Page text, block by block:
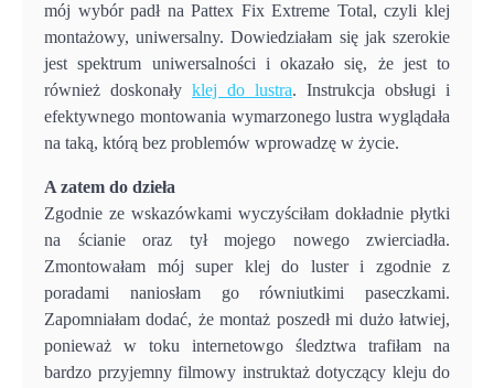
mój wybór padł na Pattex Fix Extreme Total, czyli klej
montażowy, uniwersalny. Dowiedziałam się jak szerokie
jest spektrum uniwersalności i okazało się, że jest to
również doskonały klej do lustra. Instrukcja obsługi i
efektywnego montowania wymarzonego lustra wyglądała
na taką, którą bez problemów wprowadzę w życie.
A zatem do dzieła
Zgodnie ze wskazówkami wyczyściłam dokładnie płytki
na ścianie oraz tył mojego nowego zwierciadła.
Zmontowałam mój super klej do luster i zgodnie z
poradami naniosłam go równiutkimi paseczkami.
Zapomniałam dodać, że montaż poszedł mi dużo łatwiej,
ponieważ w toku internetowgo śledztwa trafiłam na
bardzo przyjemny filmowy instruktaż dotyczący kleju do